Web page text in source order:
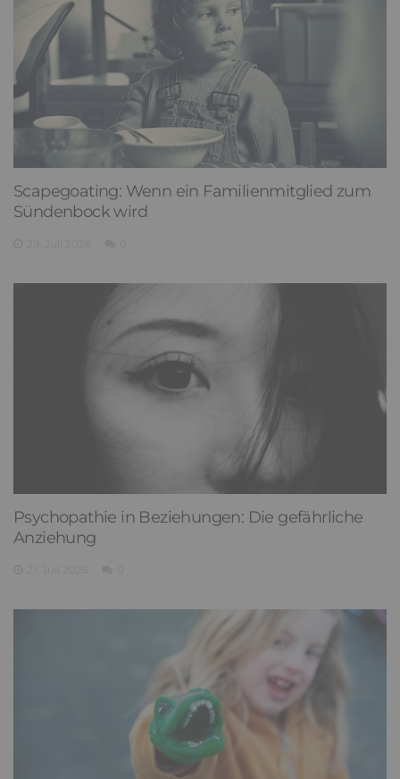
Scapegoating: Wenn ein Familienmitglied zum
Sündenbock wird
Psychopathie in Beziehungen: Die gefährliche
Anziehung